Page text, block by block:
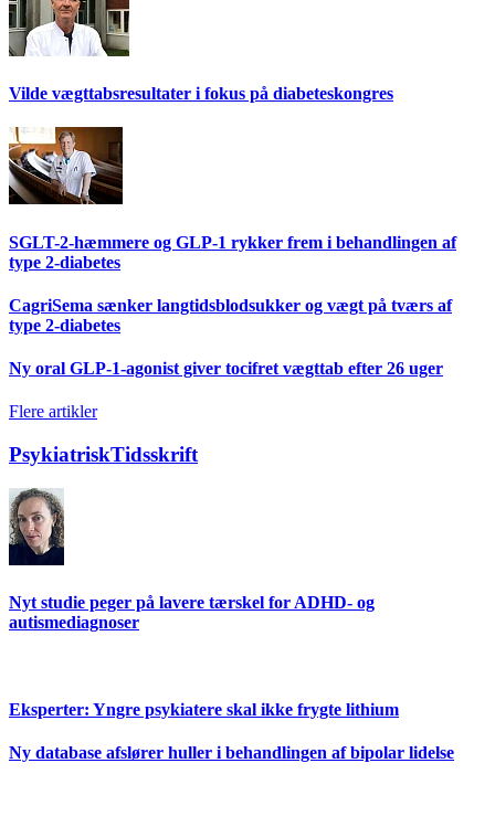
Vilde vægttabsresultater i fokus på diabeteskongres
SGLT-2-hæmmere og GLP-1 rykker frem i behandlingen af
type 2-diabetes
CagriSema sænker langtidsblodsukker og vægt på tværs af
type 2-diabetes
Ny oral GLP-1-agonist giver tocifret vægttab efter 26 uger
Flere artikler
PsykiatriskTidsskrift
Nyt studie peger på lavere tærskel for ADHD- og
autismediagnoser
Eksperter: Yngre psykiatere skal ikke frygte lithium
Ny database afslører huller i behandlingen af bipolar lidelse